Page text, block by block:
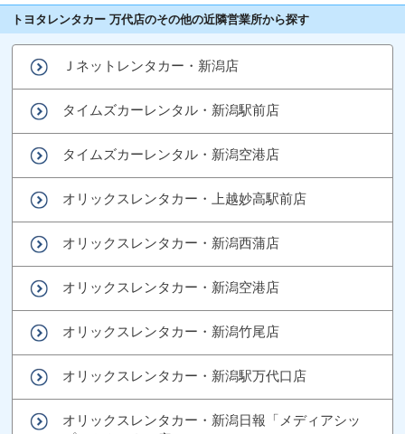
トヨタレンタカー 万代店のその他の近隣営業所から探す
Ｊネットレンタカー・新潟店
タイムズカーレンタル・新潟駅前店
タイムズカーレンタル・新潟空港店
オリックスレンタカー・上越妙高駅前店
オリックスレンタカー・新潟西蒲店
オリックスレンタカー・新潟空港店
オリックスレンタカー・新潟竹尾店
オリックスレンタカー・新潟駅万代口店
オリックスレンタカー・新潟日報「メディアシッ